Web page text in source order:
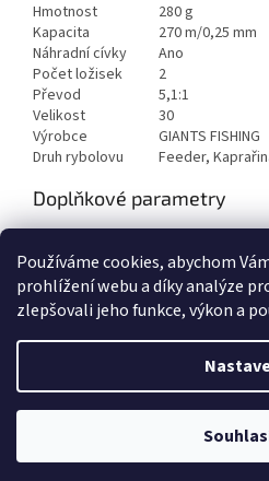
Používáme cookies, abychom
prohlížení webu a díky analýze
zlepšovali jeho funkce, výkon a
Hmotnost
280 g
Kapacita
270 m/0,25 mm
Náhradní cívky
Ano
Počet ložisek
2
Převod
5,1:1
Velikost
30
Výrobce
GIANTS FISHING
Druh rybolovu
Feeder,
Doplňkové parametry
EAN: 8592673110473
Vytvořil
AZFISH.CZ.